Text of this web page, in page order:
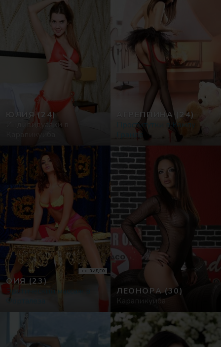
ЮЛИЯ (24)
Индивидуалки в
АГРЕППИНА
(24)
Проститутки в Кампу-
Гранде
ОИЯ (23)
Эротический массаж в
Форталеза
ВИДЕО
ЛЕОНОРА (30)
Карапикуиба